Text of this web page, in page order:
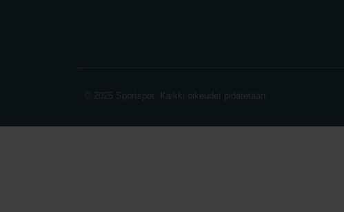
© 2025 Sportspot. Kaikki oikeudet pidätetään.